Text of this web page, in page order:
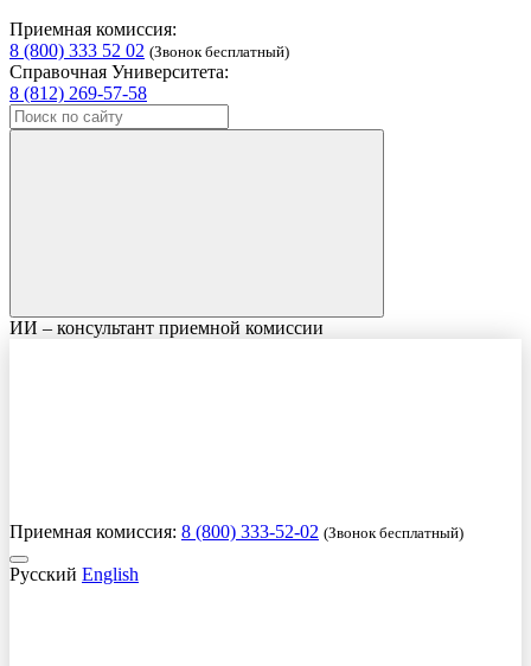
Приемная комиссия:
8 (800) 333 52 02 (Звонок бесплатный)
Справочная Университета:
8 (812) 269-57-58
ИИ – консультант приемной комиссии
Приемная комиссия: 8 (800) 333-52-02 (Звонок бесплатный)
Русский English